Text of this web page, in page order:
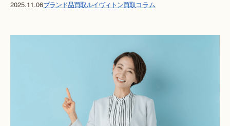
2025.11.06ブランド品買取ルイヴィトン買取コラム